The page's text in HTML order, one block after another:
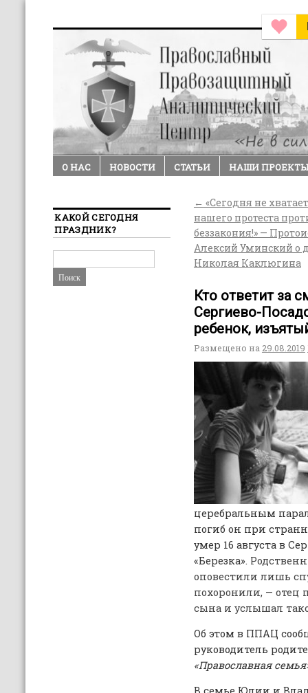
О НАС НОВОСТИ СТАТЬИ НАШИ
← «Сегодня не хватает
нашего протеста
беззакония!» —
Алексий Уминский о
Николая Каклюгина
Кто ответит за
Сергиево-
ребенок,
Размещено на 29.08.2019
церебральным
погиб он при
умер 16 августа в
«Березка».
оповестили лишь
похоронили, — отец
сына и услышал
Об этом в ППАЦ
руководитель
«Православная
КАКОЙ СЕГОДНЯ
ПРАЗДНИК?